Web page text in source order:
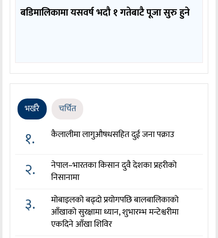
बडिमालिकामा यसवर्ष भदौ १ गतेबाटै पूजा सुरु हुने
भर्खरै चर्चित
१. कैलालीमा लागुऔषधसहित दुई जना पक्राउ
२.
नेपाल–भारतका किसान दुवै देशका प्रहरीको
निसानामा
३.
मोबाइलको बढ्दो प्रयोगपछि बालबालिकाको
आँखाको सुरक्षामा ध्यान, शुभारम्भ मन्टेश्वरीमा
एकदिने आँखा शिविर